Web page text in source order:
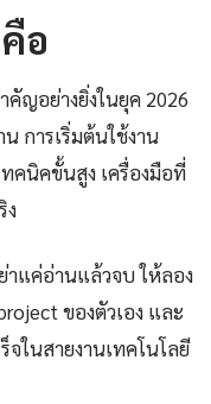
อ
ญอย่างยิ่งในยุค 2026
การเริ่มต้นใช้งาน
คนิคขั้นสูง เครื่องมือที่
ง
แค่อ่านแล้วจบ ให้ลอง
ของตัวเอง และ
ในสายงานเทคโนโลยี